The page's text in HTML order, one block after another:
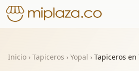
Inicio › Tapiceros › Yopal › Tapiceros en